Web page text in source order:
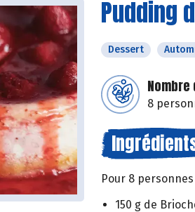
Pudding
Dessert
8
Pour 8 personnes
150 g de